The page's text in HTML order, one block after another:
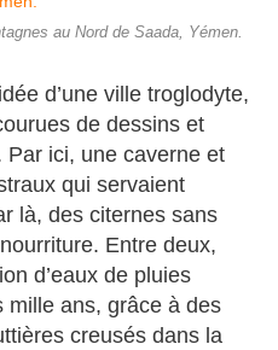
au Nord de Saada, Yémen.
d’une ville troglodyte,
de dessins et
Par ici, une caverne et
qui servaient
là, des citernes sans
Entre deux,
d’eaux de pluies
mille ans, grâce à des
creusés dans la